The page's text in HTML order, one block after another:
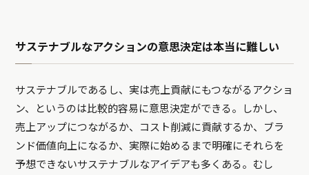
サステナブルなアクションの意思決定は本当に難しい
サステナブルであるし、実は売上貢献にもつながるアクショ
ン、というのは比較的容易に意思決定ができる。しかし、
売上アップにつながるか、コスト削減に貢献するか、ブラ
ンド価値向上になるか、実際に始めるまで明確にそれらを
予想できないサステナブルなアイデアも多くある。むし